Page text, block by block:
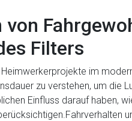
Filters
im
zu verstehen, um die
Einfluss darauf haben,